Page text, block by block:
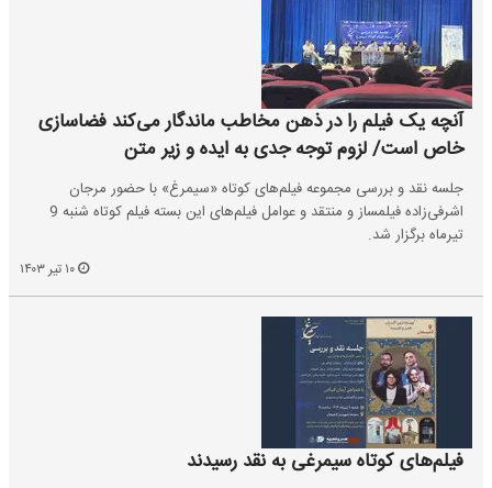
آنچه یک فیلم را در ذهن مخاطب ماندگار می‌کند فضاسازی
خاص است/ لزوم توجه جدی به ایده و زیر متن
جلسه نقد و بررسی مجموعه فیلم‌های کوتاه «سیمرغ» با حضور مرجان
اشرفی‌زاده فیلمساز و منتقد و عوامل فیلم‌های این بسته فیلم کوتاه شنبه 9
تیرماه برگزار شد.
فیلم‌های کوتاه سیمرغی به نقد رسیدند